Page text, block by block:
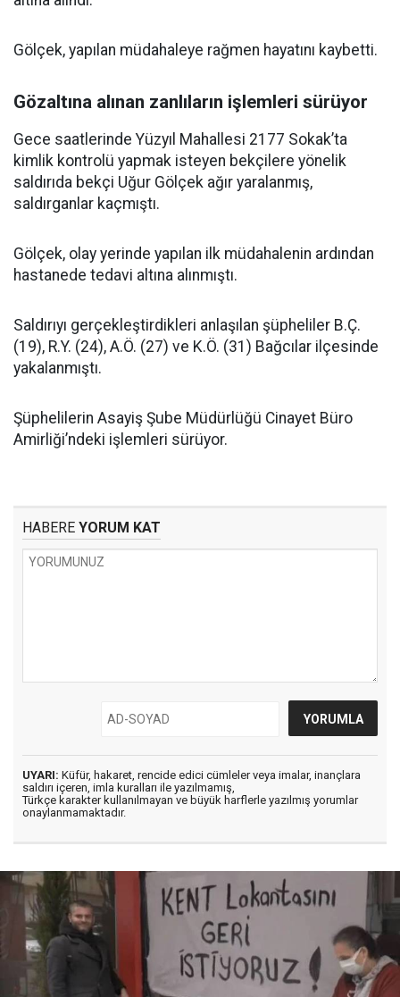
Gölçek, yapılan müdahaleye rağmen hayatını kaybetti.
Gözaltına alınan zanlıların işlemleri sürüyor
Gece saatlerinde Yüzyıl Mahallesi 2177 Sokak’ta
kimlik kontrolü yapmak isteyen bekçilere yönelik
saldırıda bekçi Uğur Gölçek ağır yaralanmış,
saldırganlar kaçmıştı.
Gölçek, olay yerinde yapılan ilk müdahalenin ardından
hastanede tedavi altına alınmıştı.
Saldırıyı gerçekleştirdikleri anlaşılan şüpheliler B.Ç.
(19), R.Y. (24), A.Ö. (27) ve K.Ö. (31) Bağcılar ilçesinde
yakalanmıştı.
Şüphelilerin Asayiş Şube Müdürlüğü Cinayet Büro
Amirliği’ndeki işlemleri sürüyor.
HABERE YORUM KAT
UYARI: Küfür, hakaret, rencide edici cümleler veya imalar, inançlara
saldırı içeren, imla kuralları ile yazılmamış,
Türkçe karakter kullanılmayan ve büyük harflerle yazılmış yorumlar
onaylanmamaktadır.